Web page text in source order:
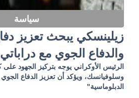
سياسة
زيلينسكي يبحث تعزيز
والدفاع الجوي مع دراباتي
الرئيس الأوكراني يوجه بتركيز الجهود على
وسلوفيانسك، ويؤكد أن تعزيز الدفاع
الدبلوماسية"